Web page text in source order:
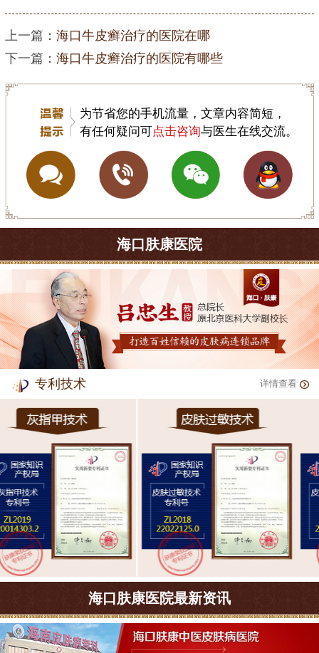
上一篇： 海口牛皮癣治疗的医院在哪
下一篇： 海口牛皮癣治疗的医院有哪些
为节省您的手机流量，文章内容简短，
有任何疑问可点击咨询与医生在线交流。
海口肤康医院
专利技术 详情查看
海口肤康医院最新资讯